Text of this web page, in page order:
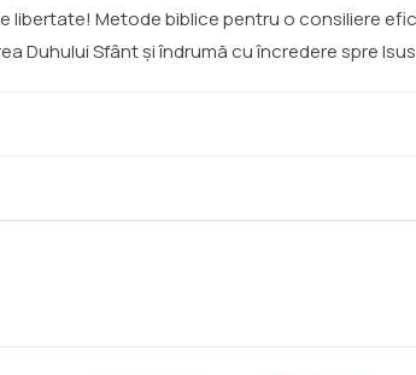
libertate! Metode biblice pentru o consiliere
Duhului Sfânt și îndrumă cu încredere spre